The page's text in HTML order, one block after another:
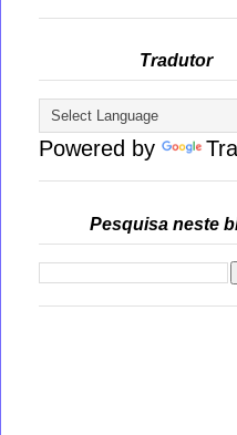
Tradutor
Powered by
Pesquisa neste